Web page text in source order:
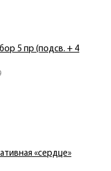
5 пр (подсв. + 4
«сердце»